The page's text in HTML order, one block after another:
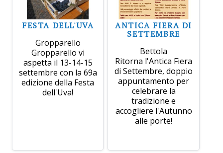
FESTA DELL'UVA
Gropparello
Gropparello vi
aspetta il 13-14-15
settembre con la 69a
edizione della Festa
dell'Uva!
ANTICA FIERA DI
SETTEMBRE
Bettola
Ritorna l'Antica Fiera
di Settembre, doppio
appuntamento per
celebrare la
tradizione e
accogliere l'Autunno
alle porte!